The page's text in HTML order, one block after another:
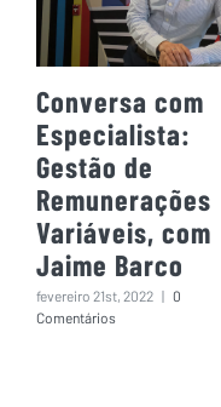
Conversa com
Especialista:
Gestão de
Remunerações
Variáveis, com
Jaime Barco
fevereiro 21st, 2022 | 0
Comentários